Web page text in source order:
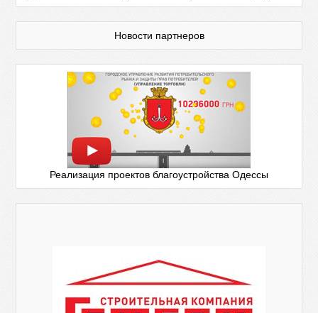
Новости партнеров
Реализация проектов благоустройства Одессы